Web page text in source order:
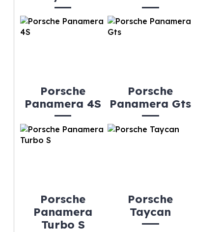
Porsche
Panamera 4S
Porsche
Panamera Gts
Porsche
Panamera
Turbo S
Porsche
Taycan